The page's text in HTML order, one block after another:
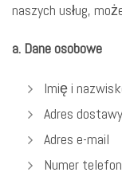
naszych usług,
a. Dane osobowe
Imię i
Adres
Adres e-mail
Numer